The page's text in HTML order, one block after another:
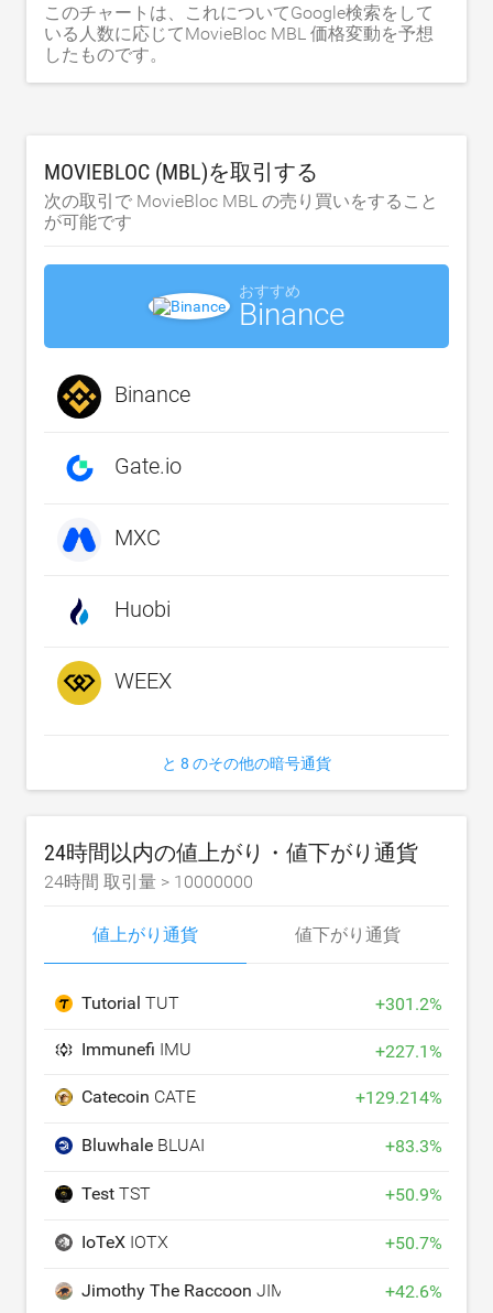
このチャートは、これについてGoogle検索をして
いる人数に応じてMovieBloc MBL 価格変動を予想
したものです。
MOVIEBLOC (MBL)を取引する
次の取引で MovieBloc MBL の売り買いをすること
が可能です
おすすめ
Binance
Binance
Gate.io
MXC
Huobi
WEEX
と 8 のその他の暗号通貨
24時間以内の値上がり・値下がり通貨
24時間 取引量 > 10000000
値上がり通貨 値下がり通貨
Tutorial TUT +301.2%
Immunefi IMU +227.1%
Catecoin CATE +129.214%
Bluwhale BLUAI +83.3%
Test TST +50.9%
IoTeX IOTX +50.7%
Jimothy The Raccoon JIMOTHY +42.6%